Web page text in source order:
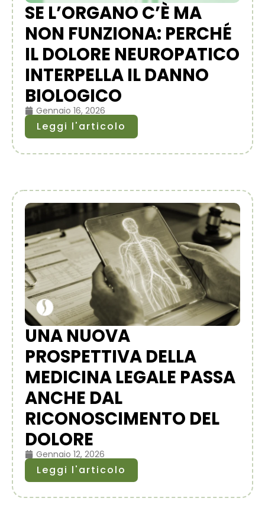
SE L’ORGANO C’È MA
NON FUNZIONA: PERCHÉ
IL DOLORE NEUROPATICO
INTERPELLA IL DANNO
BIOLOGICO
Gennaio 16, 2026
Leggi l'articolo
UNA NUOVA
PROSPETTIVA DELLA
MEDICINA LEGALE PASSA
ANCHE DAL
RICONOSCIMENTO DEL
DOLORE
Gennaio 12, 2026
Leggi l'articolo